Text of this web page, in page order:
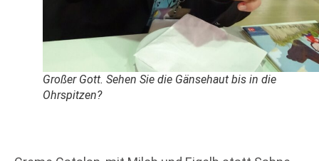
Großer Gott. Sehen Sie die Gänsehaut bis in die
Ohrspitzen?